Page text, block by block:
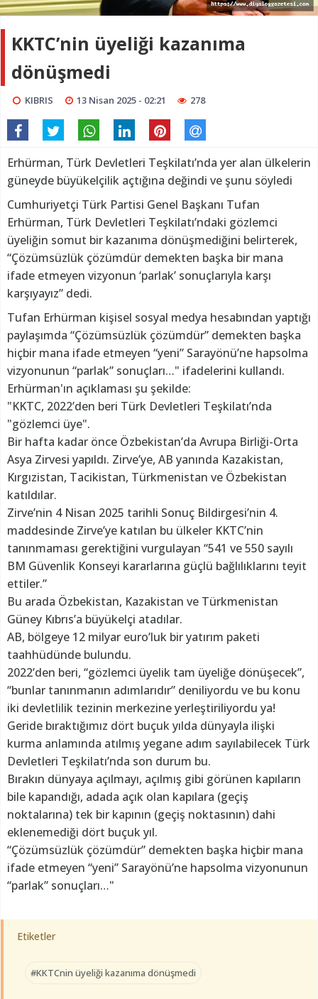
KKTC’nin üyeliği kazanıma
dönüşmedi
KIBRIS 13 Nisan 2025 - 02:21 278
Erhürman, Türk Devletleri Teşkilatı’nda yer alan ülkelerin
güneyde büyükelçilik açtığına değindi ve şunu söyledi
Cumhuriyetçi Türk Partisi Genel Başkanı Tufan
Erhürman, Türk Devletleri Teşkilatı’ndaki gözlemci
üyeliğin somut bir kazanıma dönüşmediğini belirterek,
“Çözümsüzlük çözümdür demekten başka bir mana
ifade etmeyen vizyonun ‘parlak’ sonuçlarıyla karşı
karşıyayız” dedi.
Tufan Erhürman kişisel sosyal medya hesabından yaptığı
paylaşımda “Çözümsüzlük çözümdür” demekten başka
hiçbir mana ifade etmeyen “yeni” Sarayönü’ne hapsolma
vizyonunun “parlak” sonuçları…" ifadelerini kullandı.
Erhürman'ın açıklaması şu şekilde:
"KKTC, 2022’den beri Türk Devletleri Teşkilatı’nda
"gözlemci üye".
Bir hafta kadar önce Özbekistan’da Avrupa Birliği-Orta
Asya Zirvesi yapıldı. Zirve’ye, AB yanında Kazakistan,
Kırgızistan, Tacikistan, Türkmenistan ve Özbekistan
katıldılar.
Zirve’nin 4 Nisan 2025 tarihli Sonuç Bildirgesi’nin 4.
maddesinde Zirve’ye katılan bu ülkeler KKTC’nin
tanınmaması gerektiğini vurgulayan “541 ve 550 sayılı
BM Güvenlik Konseyi kararlarına güçlü bağlılıklarını teyit
ettiler.”
Bu arada Özbekistan, Kazakistan ve Türkmenistan
Güney Kıbrıs’a büyükelçi atadılar.
AB, bölgeye 12 milyar euro’luk bir yatırım paketi
taahhüdünde bulundu.
2022’den beri, “gözlemci üyelik tam üyeliğe dönüşecek”,
“bunlar tanınmanın adımlarıdır” deniliyordu ve bu konu
iki devletlilik tezinin merkezine yerleştiriliyordu ya!
Geride bıraktığımız dört buçuk yılda dünyayla ilişki
kurma anlamında atılmış yegane adım sayılabilecek Türk
Devletleri Teşkilatı’nda son durum bu.
Bırakın dünyaya açılmayı, açılmış gibi görünen kapıların
bile kapandığı, adada açık olan kapılara (geçiş
noktalarına) tek bir kapının (geçiş noktasının) dahi
eklenemediği dört buçuk yıl.
“Çözümsüzlük çözümdür” demekten başka hiçbir mana
ifade etmeyen “yeni” Sarayönü’ne hapsolma vizyonunun
“parlak” sonuçları…"
Etiketler
#KKTCnin üyeliği kazanıma dönüşmedi